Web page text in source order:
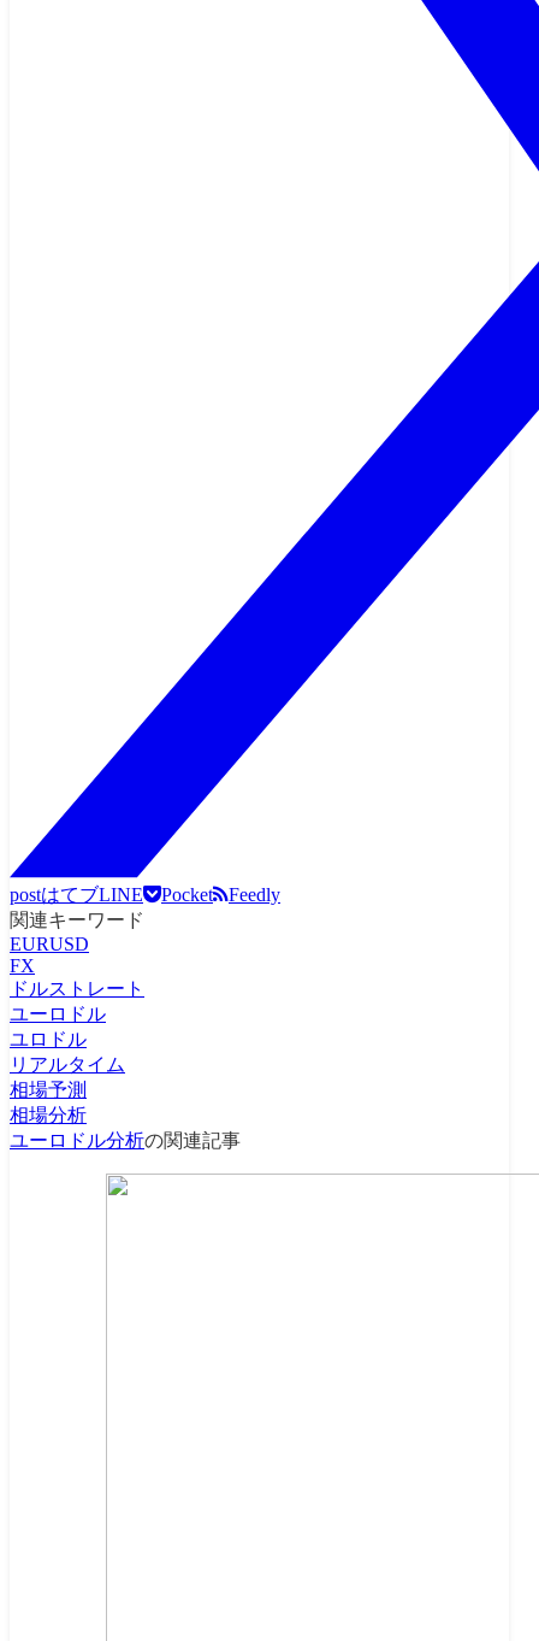
postはてブLINE Pocket
Feedly
関連キーワード
EURUSD
FX
ドルストレート
ユーロドル
ユロドル
リアルタイム
相場予測
相場分析
ユーロドル分析の関連記事